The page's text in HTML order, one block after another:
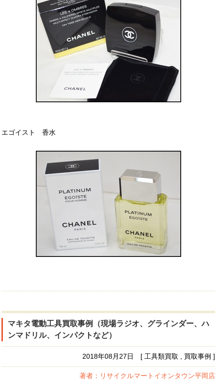
エゴイスト 香水
マキタ電動工具買取事例（現場ラジオ、グラインダー、ハ
ンマドリル、インパクトなど）
2018年08月27日 [ 工具類買取 , 買取事例 ]
著者：リサイクルマートイオンタウン平岡店